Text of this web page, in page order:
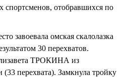
спортсменов, отобравшихся по
завоевала омская скалолазка
30 перехватов.
ТРОКИНА из
перехвата). Замкнула тройку